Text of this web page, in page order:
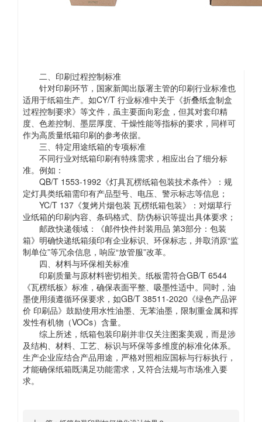
二、印刷过程控制标准
针对印刷环节，国家新闻出版署主管的印刷行业标准也
适用于纸箱生产。如CY/T 行业标准中关于《折叠纸盒制盒
过程控制要求》等文件，虽主要面向彩盒，但其对套印精
度、色差控制、墨层厚度、干燥性能等指标的要求，同样可
作为高质量纸箱印刷的参考依据。
三、特定用途纸箱的专项标准
不同行业对纸箱印刷有特殊需求，相应出台了细分标
准。例如：
QB/T 1553-1992《灯具瓦楞纸箱包装技术条件》：规
定灯具类纸箱需印有产品型号、电压、警示标志等信息；
YC/T 137《复烤片烟包装 瓦楞纸箱包装》：对烟草行
业纸箱的印刷内容、条码格式、防伪标识等提出具体要求；
邮政快递领域：《邮件快件封装用品 第3部分：包装
箱》明确快递纸箱须印有企业标识、环保标志，并取消原“监
制单位”等冗余信息，响应“放管服”改革。
四、材料与环保相关标准
印刷质量与原材料密切相关。纸板需符合GB/T 6544
《瓦楞纸板》标准，确保表面平整、吸墨性适中。同时，油
墨使用须遵循环保要求，如GB/T 38511-2020《绿色产品评
价 印刷品》鼓励使用水性油墨、无苯油墨，限制重金属和挥
发性有机物（VOCs）含量。
综上所述，纸箱包装印刷并非仅关注图案美观，而是涉
及结构、材料、工艺、标识与环保等多维度的标准化体系。
生产企业应结合产品用途，严格对照相应国标与行标执行，
才能确保纸箱既满足功能需求，又符合法规与市场准入要
求。